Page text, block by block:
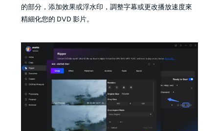
的部分，添加效果或浮水印，調整字幕或更改播放速度來
精細化您的 DVD 影片。